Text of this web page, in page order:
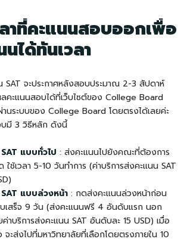
าที่คะแนนสอบออกเพื่อ
ได้ทันเวลา
SAT จะประกาศหลังสอบประมาณ 2-3 สัปดาห์
คะแนนสอบได้ที่เว็บไซต์ของ College Board
นระบบของ College Board โดยตรงได้เลยค่ะ
บมี 3 วิธีหลัก ดังนี้
แบบทั่วไป : ส่งคะแนนไปยังคณะที่ต้องการ
ใช้เวลา 5-10 วันทำการ (ค่าบริการส่งคะแนน SAT
แบบล่วงหน้า : กดส่งคะแนนล่วงหน้าก่อน
เสร็จ 9 วัน (ส่งคะแนนฟรี 4 อันดับแรก นอก
ค่าบริการส่งคะแนน SAT อันดับละ 15 USD) เมื่อ
ะส่งไปที่มหาวิทยาลัยที่เลือกโดยตรงภายใน 10